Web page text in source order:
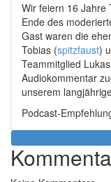
Wir feiern 16 Jahre
Ende des
Gast waren die
Tobias (spitzfaust)
Teammitglied
Audiokommentar
unserem
Podcast-
Podcast von
Feed
Informatik für